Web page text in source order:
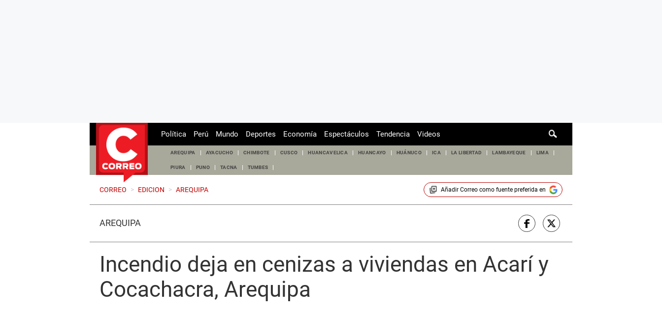
de
Política Perú Mundo Deportes Economía Espectáculos Tendencia Videos
AREQUIPA AYACUCHO CHIMBOTE CUSCO HUANCAVELICA HUANCAYO HUÁNUCO ICA LA LIBERTAD LAMBAYEQUE LIMA
PIURA PUNO TACNA TUMBES
CORREO > EDICION > AREQUIPA Añadir Correocomo fuente preferida en
AREQUIPA
Incendio deja en cenizas a viviendas en Acarí y
Cocachacra, Arequipa